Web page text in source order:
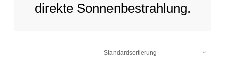
direkte Sonnenbestrahlung.